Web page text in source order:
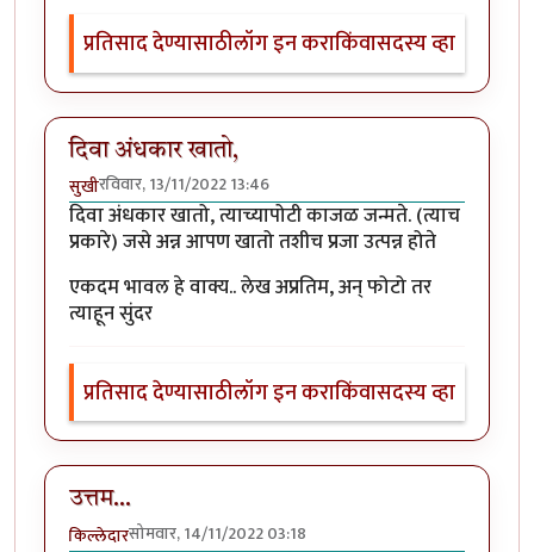
प्रतिसाद देण्यासाठीलॉग इन कराकिंवासदस्य व्हा
दिवा अंधकार खातो,
सुखीरविवार, 13/11/2022 13:46
दिवा अंधकार खातो, त्याच्यापोटी काजळ जन्मते. (त्याच
प्रकारे) जसे अन्न आपण खातो तशीच प्रजा उत्पन्न होते
एकदम भावल हे वाक्य.. लेख अप्रतिम, अन् फोटो तर
त्याहून सुंदर
प्रतिसाद देण्यासाठीलॉग इन कराकिंवासदस्य व्हा
उत्तम...
किल्लेदारसोमवार, 14/11/2022 03:18